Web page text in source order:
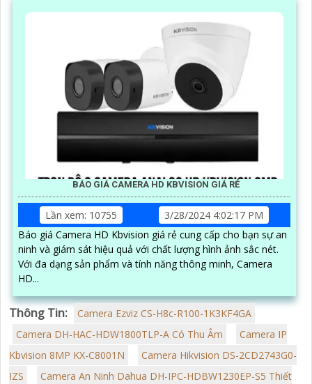
BÁO GIÁ CAMERA HD KBVISION GIÁ RẺ
Lần xem: 10755
3/28/2024 4:02:17 PM
Báo giá Camera HD Kbvision giá rẻ cung cấp cho bạn sự an
ninh và giám sát hiệu quả với chất lượng hình ảnh sắc nét.
Với đa dạng sản phẩm và tính năng thông minh, Camera
HD...
Thông Tin:
Camera Ezviz CS-H8c-R100-1K3KF4GA
Camera DH-HAC-HDW1800TLP-A Có Thu Âm
Camera IP
Kbvision 8MP KX-C8001N
Camera Hikvision DS-2CD2743G0-
IZS
Camera An Ninh Dahua DH-IPC-HDBW1230EP-S5 Thiết